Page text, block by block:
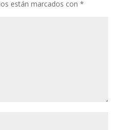
están marcados con *